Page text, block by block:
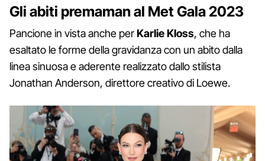
Gli abiti premaman al Met Gala 2023
Pancione in vista anche perKarlie Kloss, che ha
esaltato le forme della gravidanza con un abito dalla
linea sinuosa e aderente realizzato dallo stilista
Jonathan Anderson, direttore creativo di Loewe.